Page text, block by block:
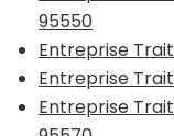
95550
Entreprise
Entreprise
Entreprise